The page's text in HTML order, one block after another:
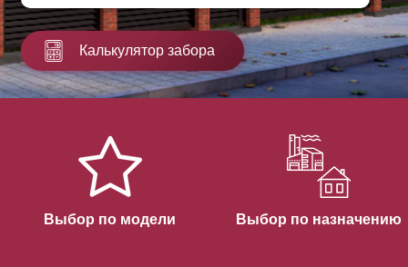
Калькулятор забора
Выбор по модели Выбор по назначению